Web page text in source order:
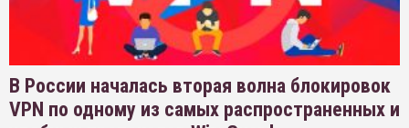
В России началась вторая волна блокировок
VPN по одному из самых распространенных и